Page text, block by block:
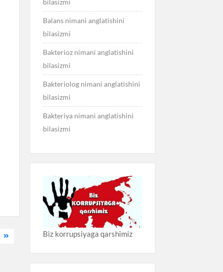
Balans nimani anglatishini
bilasizmi
Bakterioz nimani anglatishini
bilasizmi
Bakteriolog nimani anglatishini
bilasizmi
Bakteriya nimani anglatishini
bilasizmi
Biz korrupsiyaga qarshimiz